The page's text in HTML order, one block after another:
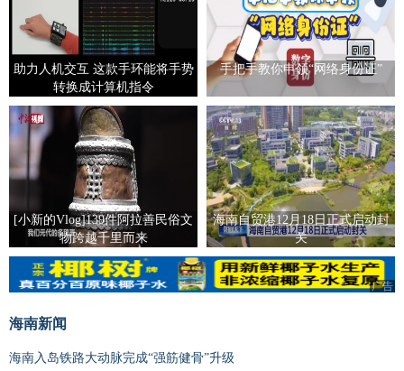
助力人机交互 这款手环能将手势
转换成计算机指令
手把手教你申领“网络身份证”
[小新的Vlog]139件阿拉善民俗文
物跨越千里而来
海南自贸港12月18日正式启动封
关
广告
海南新闻
海南入岛铁路大动脉完成“强筋健骨”升级